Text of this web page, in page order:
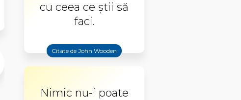
cu ceea ce știi să
faci.
Citate de John Wooden
Nimic nu-i poate